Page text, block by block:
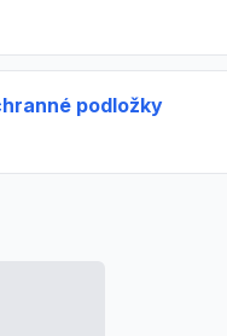
podložky